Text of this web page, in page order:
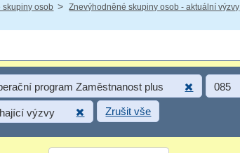
skupiny osob / Znevýhodněné skupiny osob - aktuální výzvy
program Zaměstnanost plus 085
výzvy Zrušit vše